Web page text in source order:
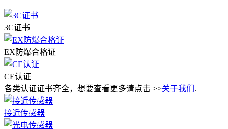
3C证书
EX防爆合格证
CE认证
各类认证证书齐全，想要查看更多请点击 >>关于我们 .
接近传感器